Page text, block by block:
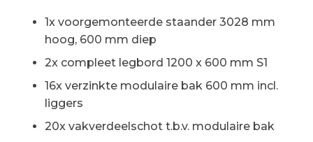
1x voorgemonteerde staander 3028 mm
hoog, 600 mm diep
2x compleet legbord 1200 x 600 mm S1
16x verzinkte modulaire bak 600 mm incl.
liggers
20x vakverdeelschot t.b.v. modulaire bak